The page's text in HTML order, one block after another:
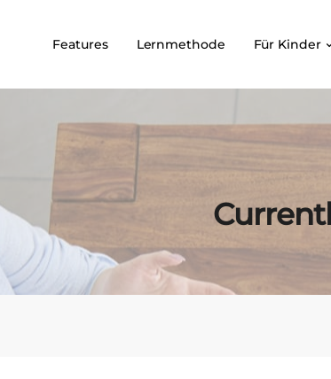
Features Lernmethode Für Kinder